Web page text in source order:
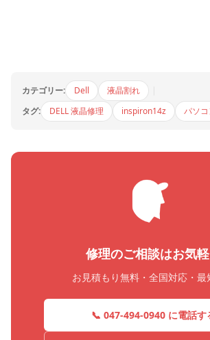
カテゴリー: Dell 液晶割れ
タグ:
DELL 液晶修理 inspiron14z パソ
修理のご相談はお気
お見積もり無料・全国対応・最
📞 047-494-0940 に電話す